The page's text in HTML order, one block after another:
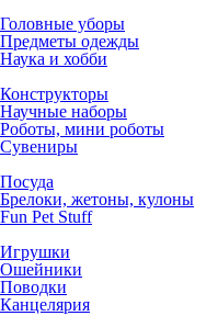
Головные уборы
Предметы одежды
Наука и хобби
Конструкторы
Научные наборы
Роботы, мини роботы
Сувениры
Посуда
Брелоки, жетоны, кулоны
Fun Pet Stuff
Игрушки
Ошейники
Поводки
Канцелярия